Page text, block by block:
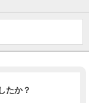
たか？